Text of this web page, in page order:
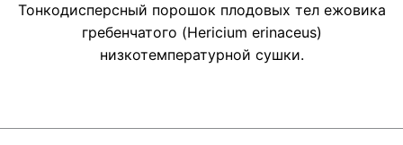
Тонкодисперсный порошок плодовых тел ежовика
гребенчатого (Hericium erinaceus)
низкотемпературной сушки.